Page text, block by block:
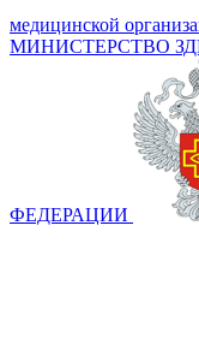
медицинской
МИНИСТЕРСТВО
ФЕДЕРАЦИИ